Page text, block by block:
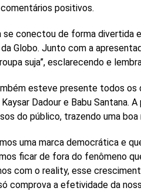
positivos.
se conectou de forma divertida
Globo. Junto com a
suja”, esclarecendo e
esteve presente todos os
Dadour e Babu Santana.
do público, trazendo uma
uma marca democrática e
ficar de fora do fenômeno
com o reality, esse
comprova a efetividade da